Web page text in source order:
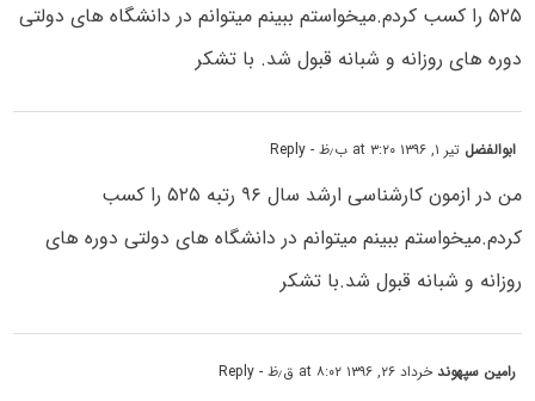
۵۲۵ را کسب کردم.میخواستم ببینم میتوانم در دانشگاه های دولتی
دوره های روزانه و شبانه قبول شد. با تشکر
ابوالفضل تیر ۱, ۱۳۹۶ at ۳:۲۰ ب٫ظ - Reply
من در ازمون کارشناسی ارشد سال ۹۶ رتبه ۵۲۵ را کسب
کردم.میخواستم ببینم میتوانم در دانشگاه های دولتی دوره های
روزانه و شبانه قبول شد.با تشکر
رامین سپهوندخرداد ۲۶, ۱۳۹۶ at ۸:۰۲ ق٫ظ - Reply